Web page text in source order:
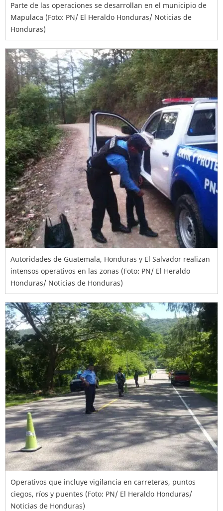
Parte de las operaciones se desarrollan en el municipio de
Mapulaca (Foto: PN/ El Heraldo Honduras/ Noticias de
Honduras)
Autoridades de Guatemala, Honduras y El Salvador realizan
intensos operativos en las zonas (Foto: PN/ El Heraldo
Honduras/ Noticias de Honduras)
Operativos que incluye vigilancia en carreteras, puntos
ciegos, ríos y puentes (Foto: PN/ El Heraldo Honduras/
Noticias de Honduras)